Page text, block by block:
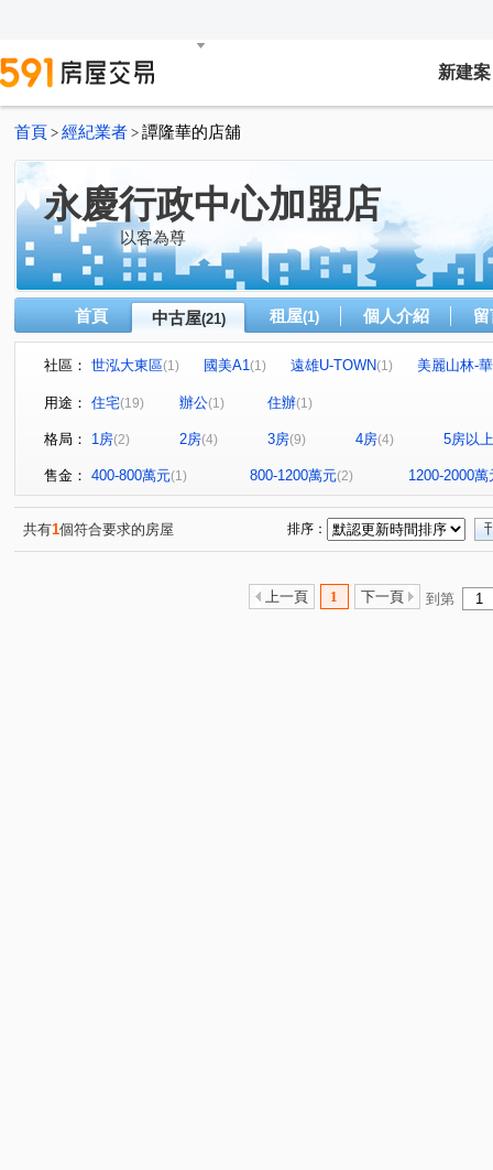
新建案
首頁 > 經紀業者 > 譚隆華的店舖
永慶行政中心加盟店
以客為尊
首頁 中古屋(21) 租屋(1) 個人介紹
社區： 世泓大東區(1) 國美A1(1) 遠雄U-TOWN(1)
美麗山林-
新橫濱2夢悦城(1) 皇福忠孝城
福邸龍門A區 (1) 和旺金三角(1) 和平華夏廈
潤泰陽
台五福星大廈(1) 新台五路一段(4) 中央路四段 (1)
水源
橫科路(1) 勤進路(1) 南興路(2) 大同路二段(1)
樟樹
和平街(1) 復興路(1)
用途： 住宅(19) 辦公(1) 住辦(1)
格局： 1房(2) 2房(4) 3房(9) 4房(4) 5房以上
售金： 400-800萬元(1) 800-1200萬元(2) 1200-2000萬
共有1個符合要求的房屋 排序：
上一頁 1 下一頁 到第